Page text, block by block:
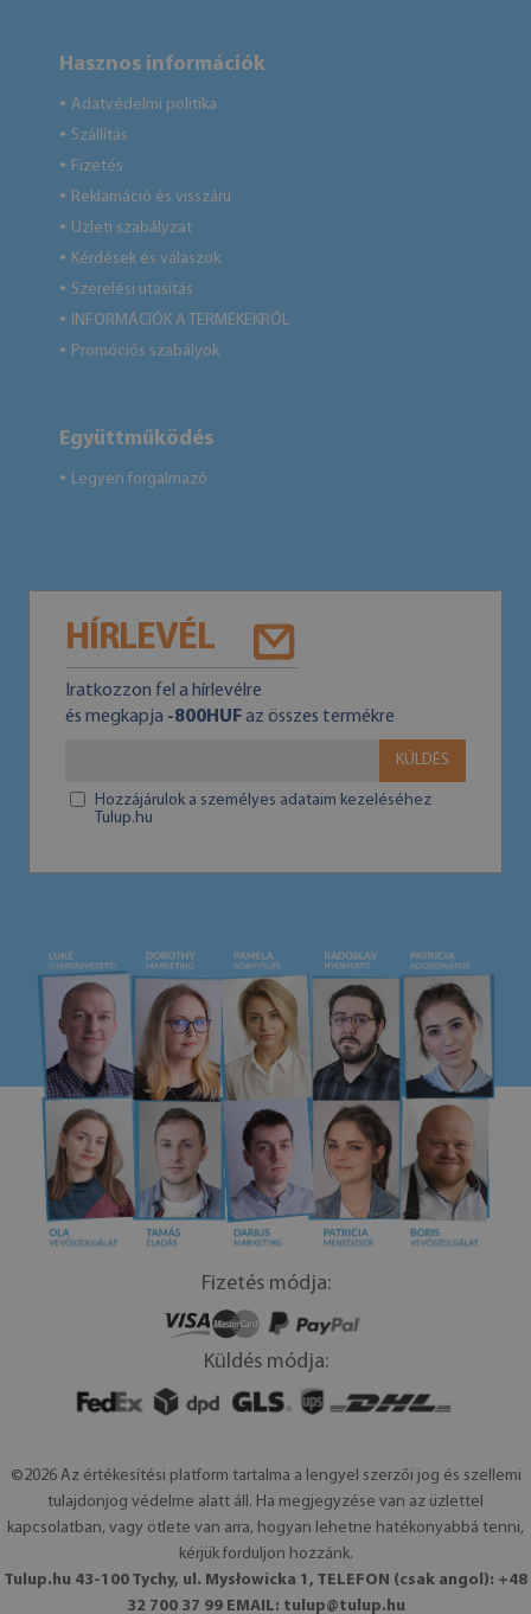
Hasznos információk
● Adatvédelmi politika
● Szállítás
● Fizetés
● Reklamáció és visszáru
● Üzleti szabályzat
● Kérdések és válaszok
● Szerelési utasítás
● INFORMÁCIÓK A TERMÉKEKRŐL
● Promóciós szabályok
Együttműködés
● Legyen forgalmazó
HÍRLEVÉL
Iratkozzon fel a hírlevélre
és megkapja -800HUFaz összes termékre
KÜLDÉS
Hozzájárulok a személyes adataim kezeléséhez
Tulup.hu
Fizetés módja:
Küldés módja:
©2026 Az értékesítési platform tartalma a lengyel szerzői jog és szellemi
tulajdonjog védelme alatt áll. Ha megjegyzése van az üzlettel
kapcsolatban, vagy ötlete van arra, hogyan lehetne hatékonyabbá tenni,
kérjük forduljon hozzánk.
Tulup.hu 43-100 Tychy, ul. Mysłowicka 1, TELEFON (csak angol): +48
32 700 37 99 EMAIL: tulup@tulup.hu